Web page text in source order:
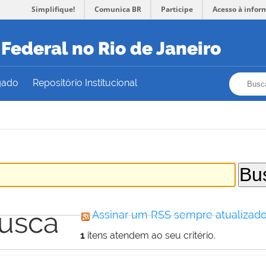
Simplifique! Comunica BR Participe Acesso à
no Rio de Janeiro
Repositório Institucional
Assinar um RSS sempre
1itens atendem ao seu critério.